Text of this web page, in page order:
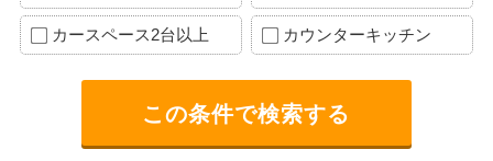
カースペース2台以上 カウンターキッチン